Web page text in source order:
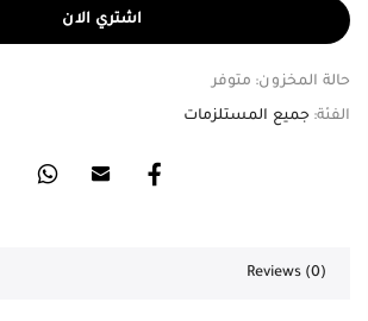
اشتري الان
حالة المخزون: متوفر
الفئة: جميع المستلزمات
Reviews (0)